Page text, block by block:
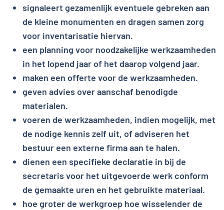
signaleert gezamenlijk eventuele gebreken aan
de kleine monumenten en dragen samen zorg
voor inventarisatie hiervan.
een planning voor noodzakelijke werkzaamheden
in het lopend jaar of het daarop volgend jaar.
maken een offerte voor de werkzaamheden.
geven advies over aanschaf benodigde
materialen.
voeren de werkzaamheden, indien mogelijk, met
de nodige kennis zelf uit, of adviseren het
bestuur een externe firma aan te halen.
dienen een specifieke declaratie in bij de
secretaris voor het uitgevoerde werk conform
de gemaakte uren en het gebruikte materiaal.
hoe groter de werkgroep hoe wisselender de